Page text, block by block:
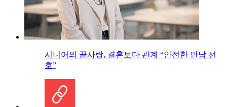
시니어의 끝사랑, 결혼보다 관계 “안전한 만남 선
호”